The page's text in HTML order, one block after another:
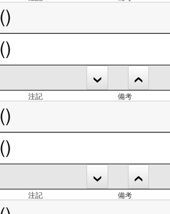
()
()
注記 備考
()
()
注記 備考